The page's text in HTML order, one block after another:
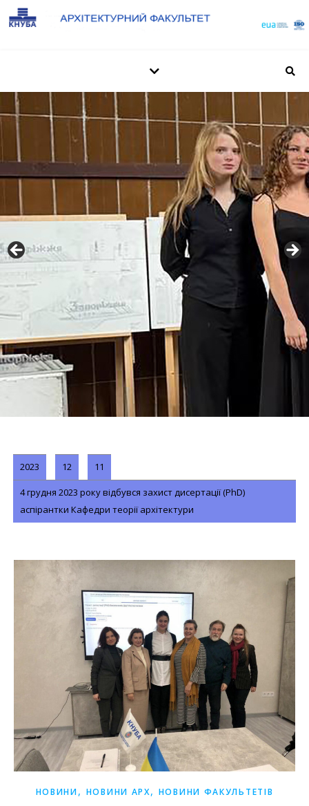
2023 12 11
4 грудня 2023 року відбувся захист дисертації (PhD)
аспірантки Кафедри теорії архітектури
НОВИНИ, НОВИНИ АРХ, НОВИНИ ФАКУЛЬТЕТІВ